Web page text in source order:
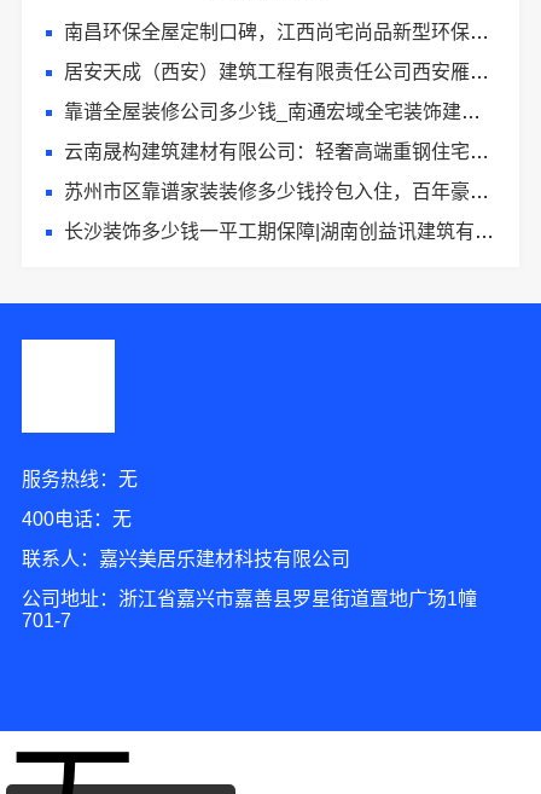
南昌环保全屋定制口碑，江西尚宅尚品新型环保材料有限公司值得信赖
居安天成（西安）建筑工程有限责任公司西安雁塔区一站式家装服务
靠谱全屋装修公司多少钱_南通宏域全宅装饰建材有限公司
云南晟构建筑建材有限公司：轻奢高端重钢住宅报价
苏州市区靠谱家装装修多少钱拎包入住，百年豪庭新材料
长沙装饰多少钱一平工期保障|湖南创益讯建筑有限公司
服务热线：无
400电话：无
联系人：嘉兴美居乐建材科技有限公司
公司地址：浙江省嘉兴市嘉善县罗星街道置地广场1幢
701-7